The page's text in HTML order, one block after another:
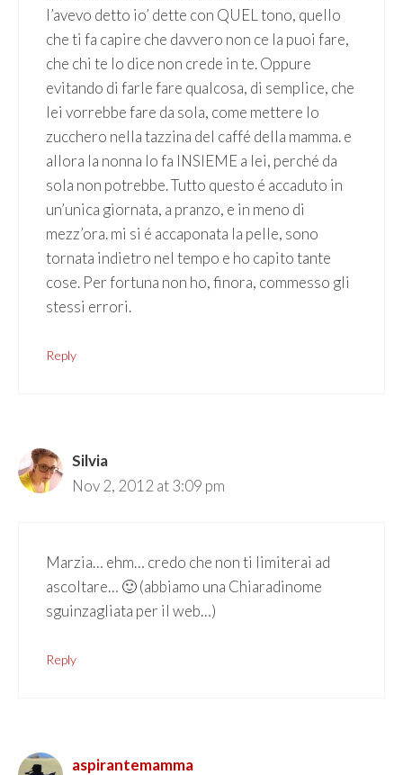
l’avevo detto io’ dette con QUEL tono, quello
che ti fa capire che davvero non ce la puoi fare,
che chi te lo dice non crede in te. Oppure
evitando di farle fare qualcosa, di semplice, che
lei vorrebbe fare da sola, come mettere lo
zucchero nella tazzina del caffé della mamma. e
allora la nonna lo fa INSIEME a lei, perché da
sola non potrebbe. Tutto questo é accaduto in
un’unica giornata, a pranzo, e in meno di
mezz’ora. mi si é accaponata la pelle, sono
tornata indietro nel tempo e ho capito tante
cose. Per fortuna non ho, finora, commesso gli
stessi errori.
Reply
Silvia
Nov 2, 2012 at 3:09 pm
Marzia… ehm… credo che non ti limiterai ad
ascoltare… 🙂 (abbiamo una Chiaradinome
sguinzagliata per il web…)
Reply
aspirantemamma